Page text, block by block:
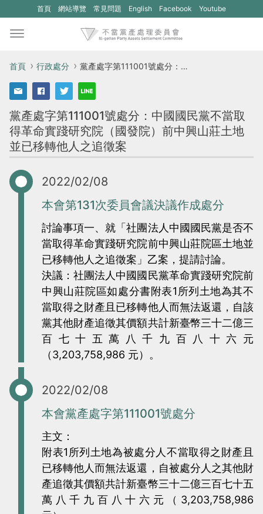
首頁 網站導覽 常見問題 English
(另
視
開
啟
的
站：
不
當
黨
產
處
理
Facebook
(另
開
啟
的
站：
不
當
黨
產
處
理
Youtube
首頁 行政處分 黨產處字第111001號處分：中國國民黨不當取得革命實踐研究院（國發院）前中興山莊土地並已移轉他人之追徵案
黨產處字第111001號處分：中國國民黨不當取
得革命實踐研究院（國發院）前中興山莊土地
並已移轉他人之追徵案
2022/02/08
本會第131次委員會議決議作成處分
討論事項一、就「社團法人中國國民黨是否不
當取得革命實踐研究院前中興山莊院區土地並
已移轉他人之追徵案」乙案，提請討論。
決議：社團法人中國國民黨革命實踐研究院前
中興山莊院區如處分書附表1所列土地為其不
當取得之財產且已移轉他人而無法返還，自該
黨其他財產追徵其價額共計新臺幣三十二億三
百七十五萬八千九百八十六元
（3,203,758,986 元）。
2022/02/08
本會黨產處字第111001號處分
主文：
附表1所列土地為被處分人不當取得之財產且
已移轉他人而無法返還，自被處分人之其他財
產追徵其價額共計新臺幣三十二億三百七十五
萬八千九百八十六元（3,203,758,986